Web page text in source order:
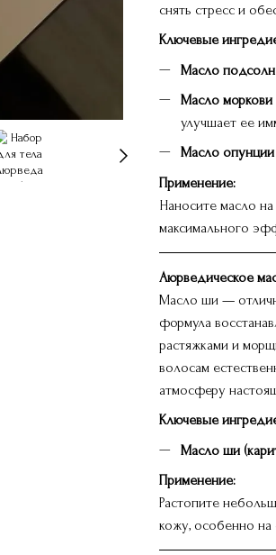
снять стресс и
Ключевые
Масло
Масло моркови
улучшает ее
Масло опунции
Применение:
Наносите масло
максимального
Аюрведическое
Масло ши —
формула
растяжками и
волосам
атмосферу
Ключевые
Масло ши
Применение:
Растопите
кожу, особенно на